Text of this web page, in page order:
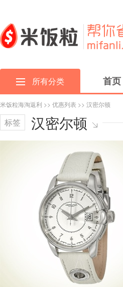
所有分类 首页
米饭粒海淘返利 >> 优惠列表 >> 汉密尔顿
标签 汉密尔顿